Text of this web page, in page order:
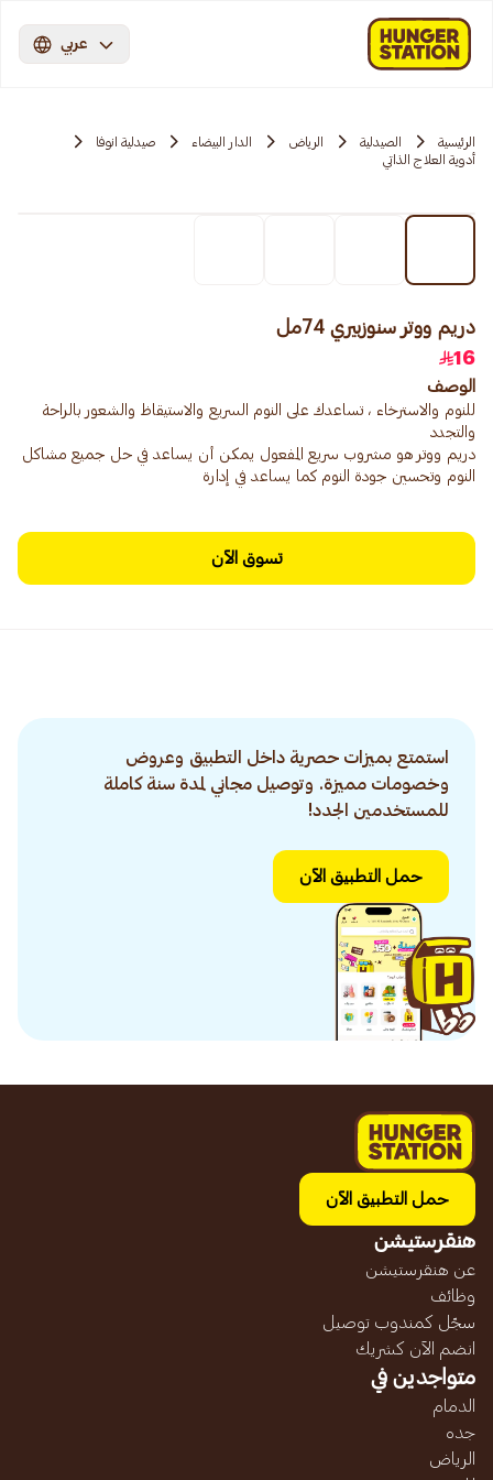
عربي
الرئيسية الصيدلية الرياض الدار البيضاء
صيدلية انوفا
أدوية العلاج الذاتي
دريم ووتر سنوزبيري 74مل
16
الوصف
دريم ووتر هو مشروب سريع المفعول يمكن أن يساعد في حل جميع مشاكل
النوم وتحسين جودة النوم كما يساعد في إدارة
تسوق الآن
استمتع بميزات حصرية داخل التطبيق وعروض
وخصومات مميزة. وتوصيل مجاني لمدة سنة كاملة
للمستخدمين الجدد!
حمل التطبيق الآن
حمل التطبيق الآن
هنقرستيشن
عن هنقرستيشن
وظائف
سجّل كمندوب توصيل
انضم الآن كشريك
متواجدين في
الدمام
جده
الرياض